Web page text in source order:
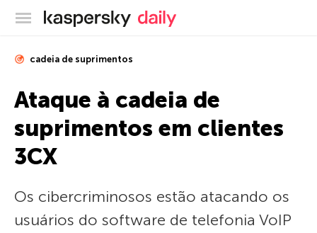
Blog oficial da Kaspersky
cadeia de suprimentos
Ataque à cadeia de
suprimentos em clientes
3CX
Os cibercriminosos estão atacando os
usuários do software de telefonia VoIP